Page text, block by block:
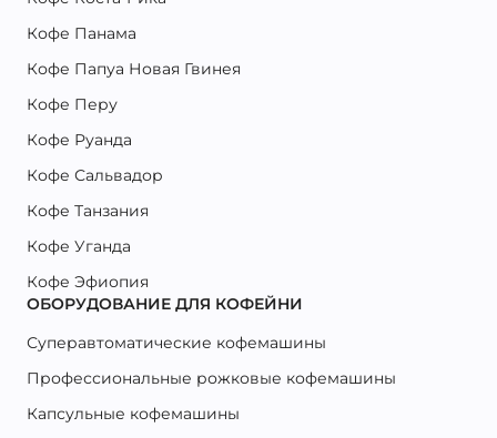
Кофе Панама
Кофе Папуа Новая Гвинея
Кофе Перу
Кофе Руанда
Кофе Сальвадор
Кофе Танзания
Кофе Уганда
Кофе Эфиопия
ОБОРУДОВАНИЕ ДЛЯ КОФЕЙНИ
Суперавтоматические кофемашины
Профессиональные рожковые кофемашины
Капсульные кофемашины